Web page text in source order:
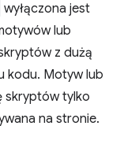
wyłączona jest
lub
z dużą
kodu. Motyw lub
skryptów tylko
na stronie.